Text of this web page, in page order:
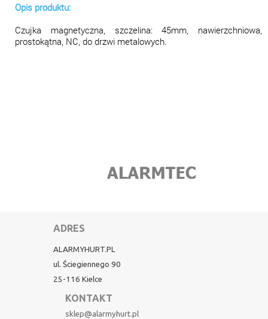
Opis produktu:
Czujka magnetyczna, szczelina: 45mm, nawierzchniowa,
prostokątna, NC, do drzwi metalowych.
ADRES
ALARMYHURT.PL
ul. Ściegiennego 90
25-116 Kielce
KONTAKT
sklep@alarmyhurt.pl